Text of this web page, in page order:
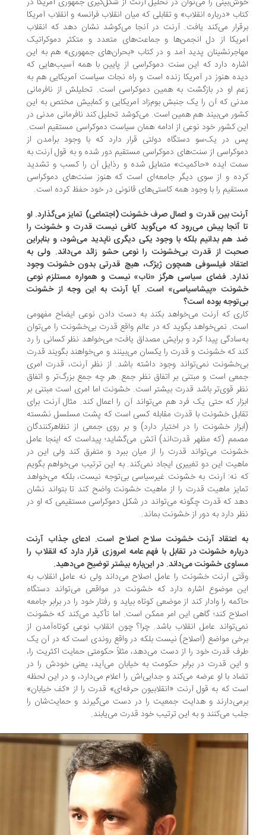
«درباره انقلاب» و تقابلی که میان انقلاب فرانسه و انقلاب آمریکا
می‌کند یافت. آرنت در آنجا می‌کوشد نشان دهد که انقلاب
از دل انجمن‌ها و جماعت‌های متعدد و متکثر دموکراتیک
پدید آمد و در کتاب «بحران‌های جمهوری» هم به این
دارد که این سنت دموکراسی از پایین با همه آسیب‌هایی که
هنوز در آمریکا زنده است و راه نجات سیاست آمریکایی هم به
او در بازگشت به همین دموکراسی است. تحلیلش از نافرمانی
که آن را یک جنبش بوم‌زاد آمریکایی و کمابیش مختص به این
می‌بیند هم همین است. می‌کوشد تحلیل کند نافرمانی مدنی در
کشور خود نوعی از ادامه همان سیاست دموکراسی مستقیم است.
در یک‌سو دستگاه دولتی قرار دارد که با وجود برآمدن از
از سنت‌های دموکراسی مستقیم دور شده و به قول آرنت به
ایده «حاکمیت» متمایل شده و رذایل آن را کسب و تشدید
و از سوی دیگر جامعه‌ای است که هنوز سنت‌های دموکراسی
را با وجود همه کاستی‌های قانونی در خود حفظ کرده است.
بین قدرت و اعمال صرف خشونت (اجتماعی) تمایز می‌گذارد. او
آنجا پیش می‌رود که می‌گوید کافی نیست قدرت و خشونت را
هم بدانیم بلکه با وجود یکی دیگری ناپدید می‌شود، و بنابراین
از قدرت بی‌خشونت را نوعی حشو زائد می‌داند. ولی به
فیلسوفی همچون ژیژک، هیچ قدرتی بدون خشونت وجود
فضای سیاسی هرگز «ناب» نیست و همواره مستلزم نوعی
«پیشاسیاسی» است. آیا آرنت به این وجه از خشونت
بوده است؟
که آرنت می‌خواهد بکند به دست دادن نوعی ایضاح مفهومی
نمی‌خواهد بگوید که در عالم واقع قدرت بی‌خشونت را می‌توان
پیدا کرد و برایش مصداق یافت؛ می‌خواهد نظر کسانی را رد
که خشونت و قدرت را یکسان می‌بینند و می‌خواهند بگویند قدرت
نمی‌تواند وجود داشته باشد. از نظر آرنت، قدرت امری
است و مبتنی بر اتفاق نظر جمع. هر چه جمع بزرگ‌تر و اتفاق
قوی‌تر باشد قدرت بیشتر است. خشونت اما امری است مبتنی بر
که حتی یک فرد هم می‌تواند آن را اعمال کند. مثال آرنت برای
خشونت با قدرت مقابله کسی است که پشت مسلسل نشسته
خشونت را در اختیار دارد) و بر روی جمعی از تظاهرکنندگان
(که مظهر قدرت‌اند) آتش می‌گشاید؛ پیداست که اینجا عامل
می‌تواند قدرت را از میان ببرد و متفرق کند ولی این در
این دو تغییری ایجاد نمی‌کند. به این ترتیب می‌خواهم بگویم
نه: آرنت به خشونت غیرسیاسی بی‌توجه نیست، بلکه می‌خواهد
ماهیت قدرت را از ماهیت خشونت واضح کند تا بتواند نشان
که قدرت چگونه می‌تواند در شکل دموکراسی مستقیمی که او در
دارد به دور از خشونت بماند.
اعتقاد آرنت خشونت سلاح اصلاح است. ادعای جذاب آرنت
خشونت در تقابل با فهم عامه امروزی قرار دارد که انقلاب را
خشونت می‌داند. در این‌باره بیشتر توضیح می‌دهید.
آرنت خشونت را عامل اصلاح می‌داند ولی نه عامل انقلاب به
موضوع اشاره دارد که خشونت در مواقعی می‌تواند دستگاه
را وادار کند از موضعی کوتاه بیاید و رفتار خود را در برابر جامعه
کند؛ گاهی این امر ممکن است. اما تأکید می‌کند که خشونت
عامل انقلاب باشد. چرا؟ چون انقلاب نوعی کوتاه‌آمدن از
مواضع (اصلاح) نیست بلکه در واقع روندی است که در آن یک
قدرت خود را از دست می‌دهد، مثلاً حکومتی حمایت اکثریت را،
قدرت در برابر حکومت به خیابان می‌آید، یعنی خودش را در
با او عرضه می‌کند و جدایی‌اش را اعلام می‌دارد، و در این لحظه
که به قول آرنت «انقلابیون حرفه‌ای» قدرت را از «کف خیابان»
و هدایت جمعیت را در دست می‌گیرند و حمایت‌شان را
می‌کنند و به این ترتیب خود قدرت می‌یابند.